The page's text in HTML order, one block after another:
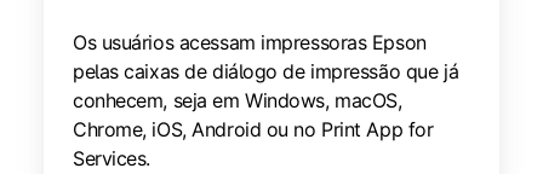
Os usuários acessam impressoras Epson
pelas caixas de diálogo de impressão que já
conhecem, seja em Windows, macOS,
Chrome, iOS, Android ou no Print App for
Services.